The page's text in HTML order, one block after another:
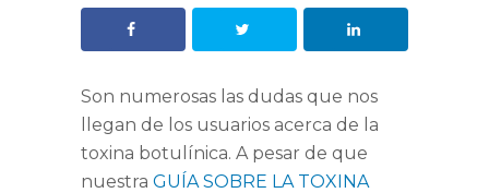
Son numerosas las dudas que nos
llegan de los usuarios acerca de la
toxina botulínica. A pesar de que
nuestra GUÍA SOBRE LA TOXINA